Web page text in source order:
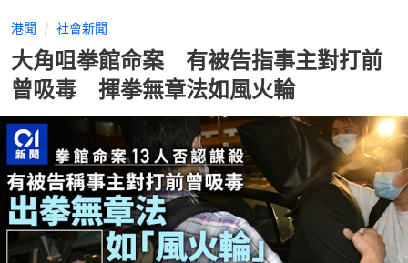
港聞 社會新聞
大角咀拳館命案 有被告指事主對打前
曾吸毒 揮拳無章法如風火輪